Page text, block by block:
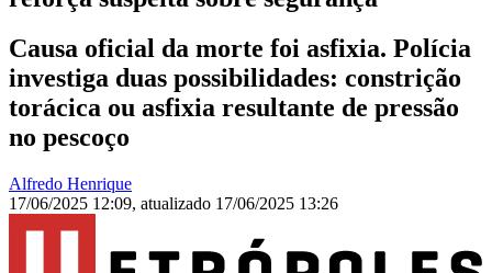
Causa oficial da morte foi asfixia. Polícia
investiga duas possibilidades: constrição
torácica ou asfixia resultante de pressão
no pescoço
Alfredo Henrique
17/06/2025 12:09, atualizado 17/06/2025 13:26